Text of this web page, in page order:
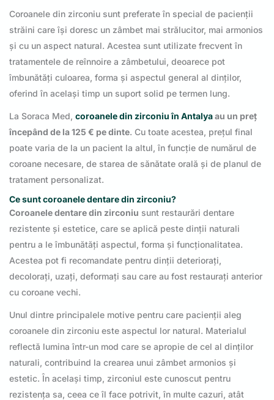
Coroanele din zirconiu sunt preferate în special de pacienții
străini care își doresc un zâmbet mai strălucitor, mai armonios
și cu un aspect natural. Acestea sunt utilizate frecvent în
tratamentele de reînnoire a zâmbetului, deoarece pot
îmbunătăți culoarea, forma și aspectul general al dinților,
oferind în același timp un suport solid pe termen lung.
La Soraca Med, coroanele din zirconiu în Antalyaau un preț
începând de la 125 € pe dinte. Cu toate acestea, prețul final
poate varia de la un pacient la altul, în funcție de numărul de
coroane necesare, de starea de sănătate orală și de planul de
tratament personalizat.
Ce sunt coroanele dentare din zirconiu?
Coroanele dentare din zirconiu sunt restaurări dentare
rezistente și estetice, care se aplică peste dinții naturali
pentru a le îmbunătăți aspectul, forma și funcționalitatea.
Acestea pot fi recomandate pentru dinții deteriorați,
decolorați, uzați, deformați sau care au fost restaurați anterior
cu coroane vechi.
Unul dintre principalele motive pentru care pacienții aleg
coroanele din zirconiu este aspectul lor natural. Materialul
reflectă lumina într-un mod care se apropie de cel al dinților
naturali, contribuind la crearea unui zâmbet armonios și
estetic. În același timp, zirconiul este cunoscut pentru
rezistența sa, ceea ce îl face potrivit, în multe cazuri, atât